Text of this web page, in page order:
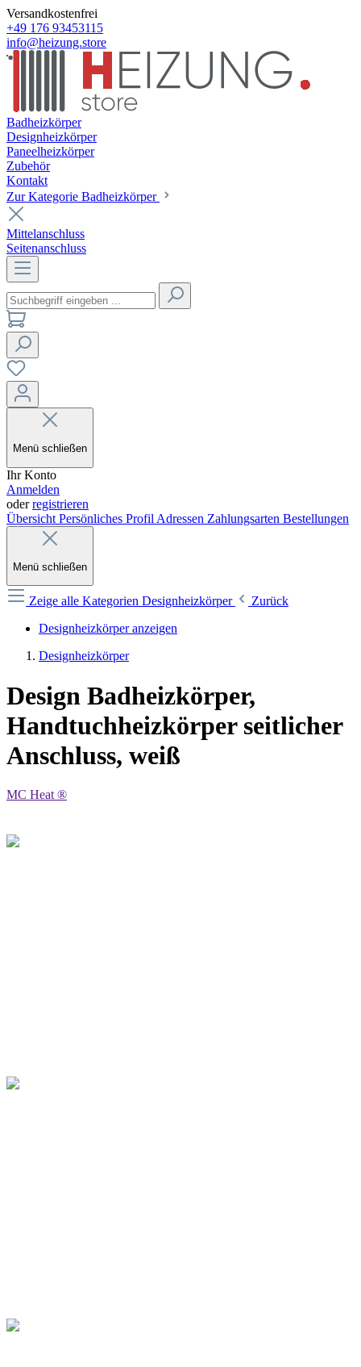
Versandkostenfrei
+49 176 93453115
info@heizung.store
Badheizkörper
Designheizkörper
Paneelheizkörper
Zubehör
Kontakt
Zur Kategorie Badheizkörper
Mittelanschluss
Seitenanschluss
Menü schließen
Ihr Konto
Anmelden
oderregistrieren
Übersicht Persönliches Profil Adressen Zahlungsarten Bestellungen
Menü schließen
Zeige alle Kategorien Designheizkörper
Zurück
Designheizkörper anzeigen
Designheizkörper
Design Badheizkörper,
Handtuchheizkörper seitlicher
Anschluss, weiß
MC Heat ®